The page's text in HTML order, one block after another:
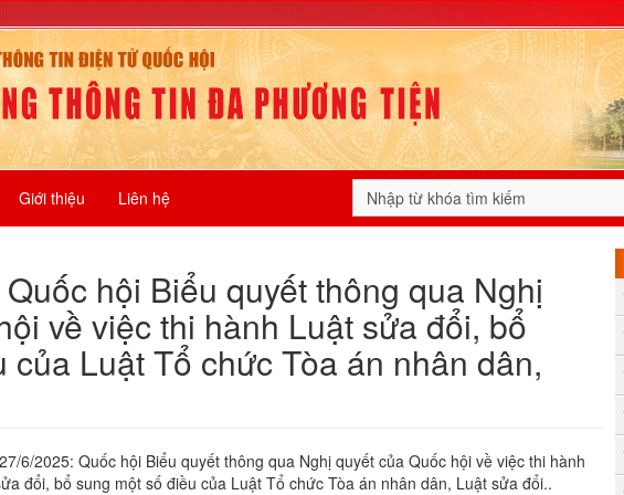
Giới thiệu Liên hệ
hội Biểu quyết thông qua Nghị
về việc thi hành Luật sửa đổi, bổ
của Luật Tổ chức Tòa án nhân dân,
6/2025: Quốc hội Biểu quyết thông qua Nghị quyết của Quốc hội về việc thi hành
đổi, bổ sung một số điều của Luật Tổ chức Tòa án nhân dân, Luật sửa đổi..